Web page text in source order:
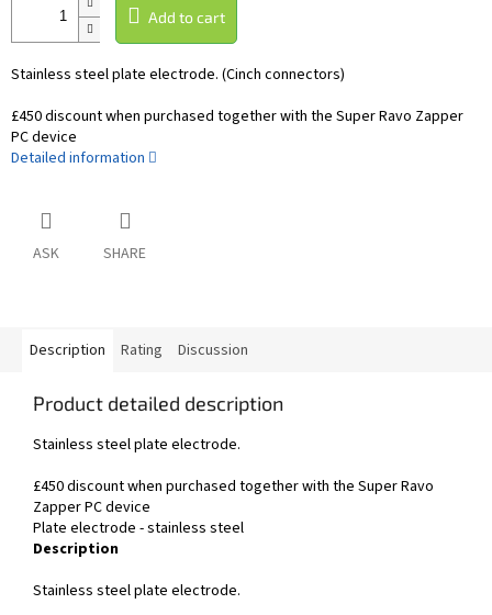
Add to cart
Stainless steel plate electrode. (Cinch connectors)
£450 discount when purchased together with the Super Ravo Zapper
PC device
Detailed information
ASK SHARE
Description Rating Discussion
Product detailed description
Stainless steel plate electrode.
£450 discount when purchased together with the Super Ravo
Zapper PC device
Plate electrode - stainless steel
Description
Stainless steel plate electrode.